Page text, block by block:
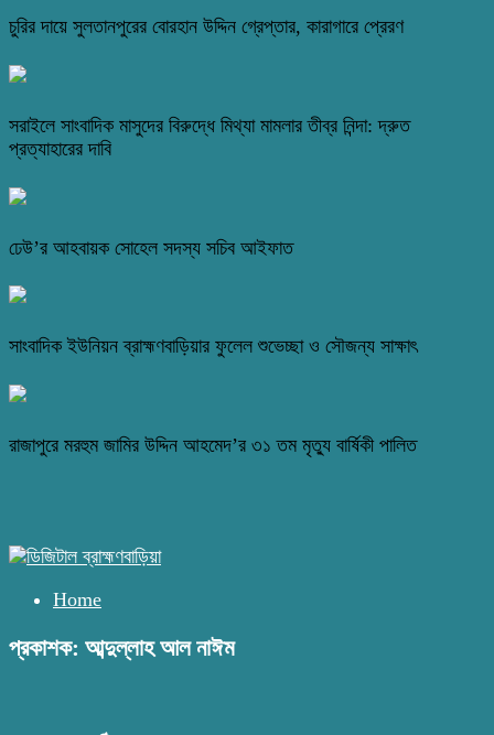
চুরির দায়ে সুলতানপুরের বোরহান উদ্দিন গ্রেপ্তার, কারাগারে প্রেরণ
সরাইলে সাংবাদিক মাসুদের বিরুদ্ধে মিথ্যা মামলার তীব্র নিন্দা: দ্রুত
প্রত্যাহারের দাবি
ঢেউ’র আহবায়ক সোহেল সদস্য সচিব আইফাত
সাংবাদিক ইউনিয়ন ব্রাহ্মণবাড়িয়ার ফুলেল শুভেচ্ছা ও সৌজন্য সাক্ষাৎ
রাজাপুরে মরহুম জামির উদ্দিন আহমেদ’র ৩১ তম মৃত্যু বার্ষিকী পালিত
Home
প্রকাশক: আব্দুল্লাহ আল নাঈম